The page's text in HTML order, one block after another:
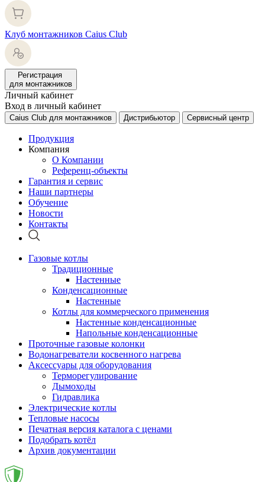
Клуб монтажников Caius Club
Регистрация
для монтажников
Личный кабинет
Вход в личный кабинет
Caius Club для монтажников Дистрибьютор Сервисный центр
Продукция
Компания
О Компании
Референц-объекты
Гарантия и сервис
Наши партнеры
Обучение
Новости
Контакты
Газовые котлы
Традиционные
Настенные
Конденсационные
Настенные
Котлы для коммерческого применения
Настенные конденсационные
Напольные конденсационные
Проточные газовые колонки
Водонагреватели косвенного нагрева
Аксессуары для оборудования
Терморегулирование
Дымоходы
Гидравлика
Электрические котлы
Тепловые насосы
Печатная версия каталога с ценами
Подобрать котёл
Архив документации